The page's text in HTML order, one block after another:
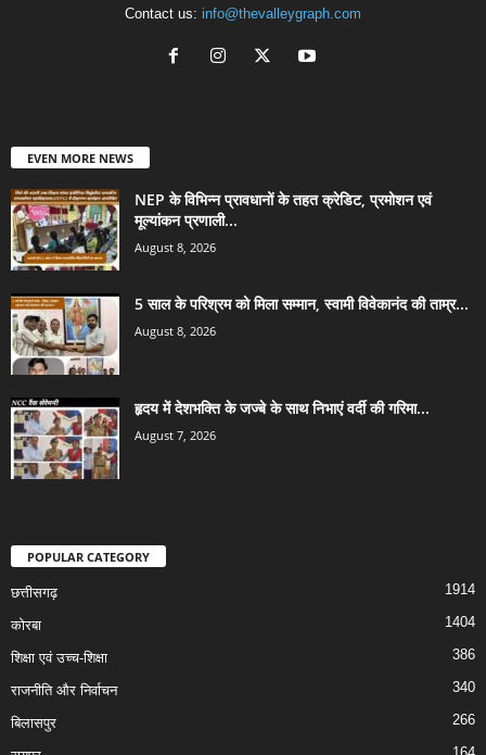
Contact us: info@thevalleygraph.com
EVEN MORE NEWS
NEP के विभिन्न प्रावधानों के तहत क्रेडिट, प्रमोशन एवं
मूल्यांकन प्रणाली...
August 8, 2026
5 साल के परिश्रम को मिला सम्मान, स्वामी विवेकानंद की ताम्र...
August 8, 2026
हृदय में देशभक्ति के जज्बे के साथ निभाएं वर्दी की गरिमा...
August 7, 2026
POPULAR CATEGORY
छत्तीसगढ़ 1914
कोरबा 1404
शिक्षा एवं उच्च-शिक्षा 386
राजनीति और निर्वाचन 340
बिलासपुर 266